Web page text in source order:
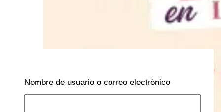
Nombre de usuario o correo electrónico